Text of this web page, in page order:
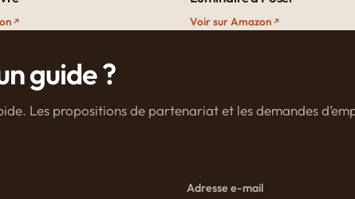
Voir sur Amazon
guide ?
Les propositions de partenariat et les demandes
Adresse e-mail